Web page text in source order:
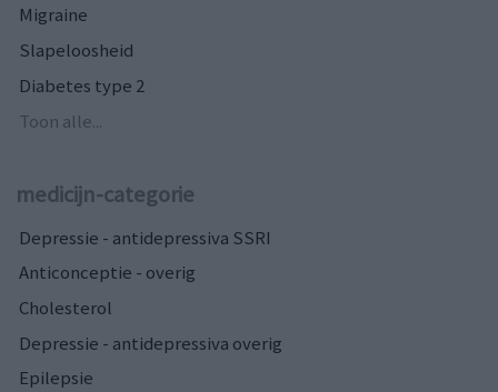
Migraine
Slapeloosheid
Diabetes type 2
Toon alle...
medicijn-categorie
Depressie - antidepressiva SSRI
Anticonceptie - overig
Cholesterol
Depressie - antidepressiva overig
Epilepsie